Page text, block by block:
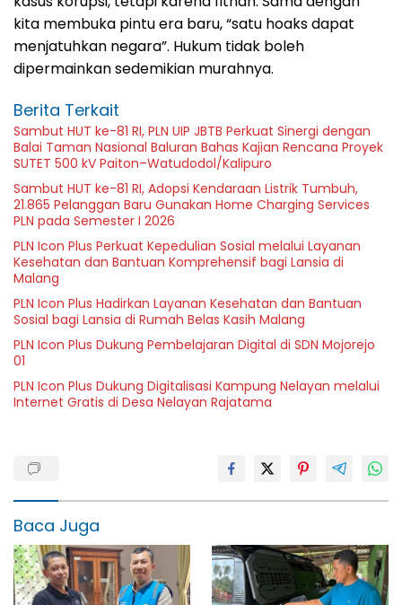
kita membuka pintu era baru, “satu hoaks dapat
menjatuhkan negara”. Hukum tidak boleh
dipermainkan sedemikian murahnya.
Berita Terkait
Sambut HUT ke-81 RI, PLN UIP JBTB Perkuat Sinergi dengan
Balai Taman Nasional Baluran Bahas Kajian Rencana Proyek
SUTET 500 kV Paiton–Watudodol/Kalipuro
Sambut HUT ke-81 RI, Adopsi Kendaraan Listrik Tumbuh,
21.865 Pelanggan Baru Gunakan Home Charging Services
PLN pada Semester I 2026
PLN Icon Plus Perkuat Kepedulian Sosial melalui Layanan
Kesehatan dan Bantuan Komprehensif bagi Lansia di
Malang
PLN Icon Plus Hadirkan Layanan Kesehatan dan Bantuan
Sosial bagi Lansia di Rumah Belas Kasih Malang
PLN Icon Plus Dukung Pembelajaran Digital di SDN Mojorejo
01
PLN Icon Plus Dukung Digitalisasi Kampung Nelayan melalui
Internet Gratis di Desa Nelayan Rajatama
Baca Juga